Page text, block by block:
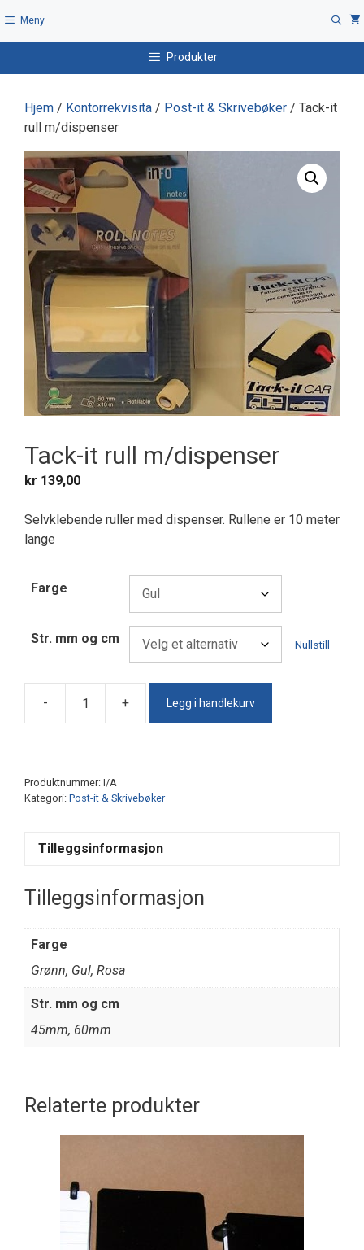
til
Meny
Produkter
Hjem / Kontorrekvisita / Post-it & Skrivebøker / Tack-it
rull m/dispenser
Tack-it rull m/dispenser
kr 139,00
Selvklebende ruller med dispenser. Rullene er 10 meter
lange
Farge
Str. mm og cm Nullstill
-
Tack-
rull
+ Legg i handlekurv
Produktnummer: I/A
Kategori: Post-it & Skrivebøker
Tilleggsinformasjon
Tilleggsinformasjon
Farge
Grønn, Gul, Rosa
Str. mm og cm
45mm, 60mm
Relaterte produkter